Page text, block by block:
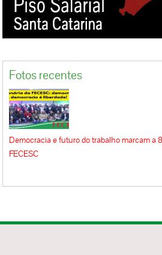
Fotos recentes
Democracia e futuro do trabalho marcam a
FECESC